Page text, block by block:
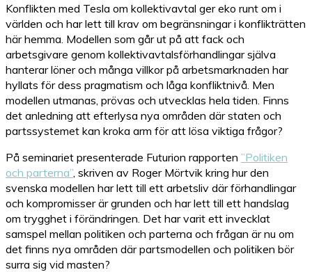
Konflikten med Tesla om kollektivavtal ger eko runt om i
världen och har lett till krav om begränsningar i konflikträtten
här hemma. Modellen som går ut på att fack och
arbetsgivare genom kollektivavtalsförhandlingar själva
hanterar löner och många villkor på arbetsmarknaden har
hyllats för dess pragmatism och låga konfliktnivå. Men
modellen utmanas, prövas och utvecklas hela tiden. Finns
det anledning att efterlysa nya områden där staten och
partssystemet kan kroka arm för att lösa viktiga frågor?
På seminariet presenterade Futurion rapporten ”Politiken
och parterna” , skriven av Roger Mörtvik kring hur den
svenska modellen har lett till ett arbetsliv där förhandlingar
och kompromisser är grunden och har lett till ett handslag
om trygghet i förändringen. Det har varit ett invecklat
samspel mellan politiken och parterna och frågan är nu om
det finns nya områden där partsmodellen och politiken bör
surra sig vid masten?